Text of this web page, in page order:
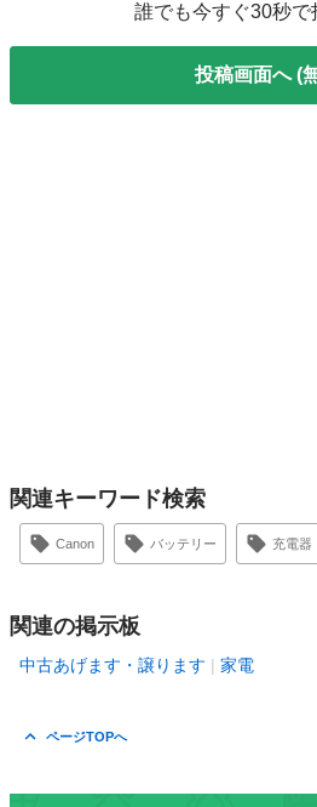
誰でも今すぐ30秒で
投稿画面へ (
関連キーワード検索
Canon バッテリー 充電器
関連の掲示板
中古あげます・譲ります 家電
ページTOPへ